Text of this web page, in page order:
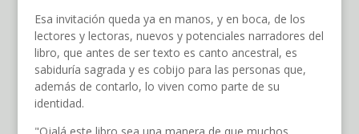
Esa invitación queda ya en manos, y en boca, de los
lectores y lectoras, nuevos y potenciales narradores del
libro, que antes de ser texto es canto ancestral, es
sabiduría sagrada y es cobijo para las personas que,
además de contarlo, lo viven como parte de su
identidad.